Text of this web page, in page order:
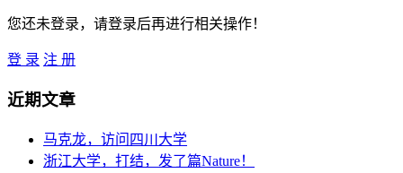
您还未登录，请登录后再进行相关操作！
登 录 注 册
近期文章
马克龙，访问四川大学
浙江大学，打结，发了篇Nature！